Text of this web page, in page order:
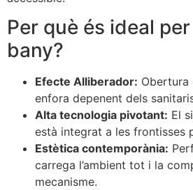
Per què és ideal
bany?
Efecte Alliberador: Obertura
enfora depenent dels
Alta tecnologia pivotant: El
està integrat a les frontisses
Estètica contemporània:
carrega l’ambient tot i la
mecanisme.